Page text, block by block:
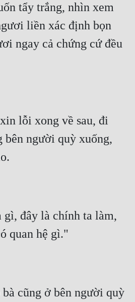
tẩy trắng, nhìn xem
liền xác định bọn
ngay cả chứng cứ đều
lỗi xong về sau, đi
bên người quỳ xuống,
đây là chính ta làm,
quan hệ gì."
cũng ở bên người quỳ